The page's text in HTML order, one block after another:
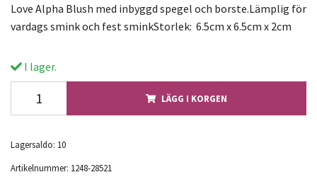
Love Alpha Blush med inbyggd spegel och borste.Lämplig för
vardags smink och fest sminkStorlek: 6.5cm x 6.5cm x 2cm
I lager.
LÄGG I KORGEN
Lagersaldo: 10
Artikelnummer: 1248-28521